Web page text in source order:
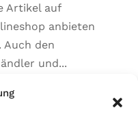
Artikel auf
anbieten
Auch den
und...